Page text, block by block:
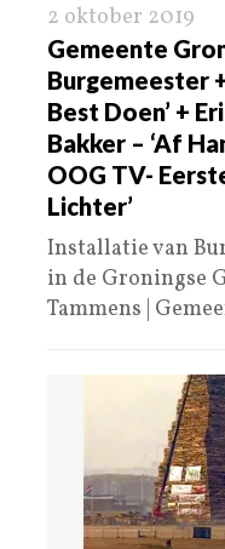
2 oktober 2019
Gemeente
Burgemeester
Best Doen’ +
Bakker – ‘Af
OOG TV-
Lichter’
Installatie van
in de Groningse
Tammens |